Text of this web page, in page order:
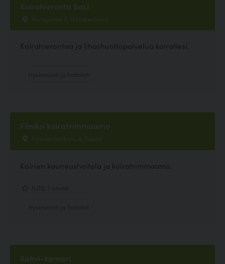
Koirahieronta SaLi
Vanajantie 7, Hämeenlinna
Koirahierontaa ja lihashuoltopalvelua koirallesi.
Fiiniksi koiratrimmaamo
Iivisniemenkatu 4, Espoo
Koirien kauneushoitola ja koiratrimmaamo.
Kahvi-kamari